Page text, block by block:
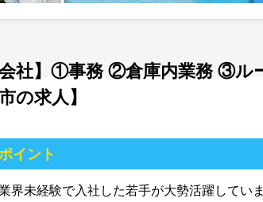
会社】①事務 ②倉庫内業務 ③ル
の求人】
イント
界未経験で入社した若手が大勢活躍してい